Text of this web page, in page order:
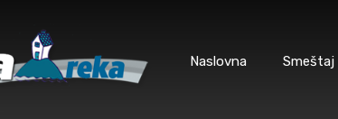
Naslovna Smeštaj